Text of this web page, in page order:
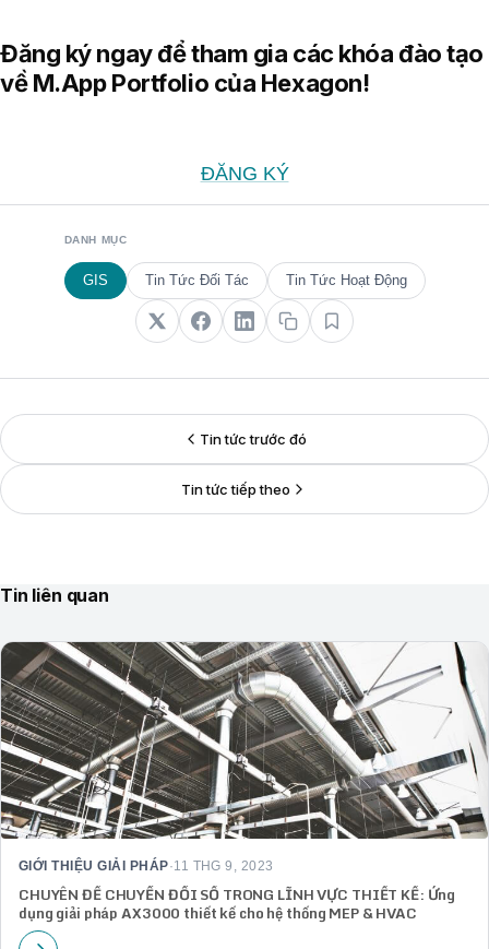
Đăng ký ngay để tham gia các khóa đào tạo
về M.App Portfolio của Hexagon!
ĐĂNG KÝ
DANH MỤC
GIS Tin Tức Đối Tác Tin Tức Hoạt Động
Tin tức trước đó
Tin tức tiếp theo
Tin liên quan
GIỚI THIỆU GIẢI PHÁP·11 THG 9, 2023
CHUYÊN ĐỀ CHUYỂN ĐỔI SỐ TRONG LĨNH VỰC THIẾT KẾ: Ứng
dụng giải pháp AX3000 thiết kế cho hệ thống MEP & HVAC